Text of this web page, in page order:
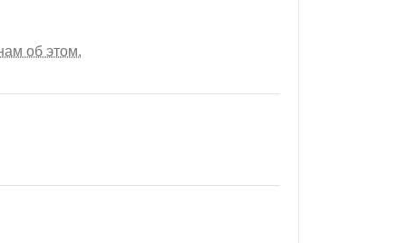
об этом.